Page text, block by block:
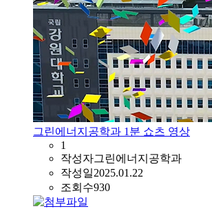
그린에너지공학과 1분 쇼츠 영상
1
작성자그린에너지공학과
작성일2025.01.22
조회수930